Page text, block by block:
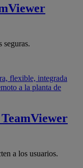
seguras.
flexible, integrada
a la planta de
TeamViewer
a los usuarios.